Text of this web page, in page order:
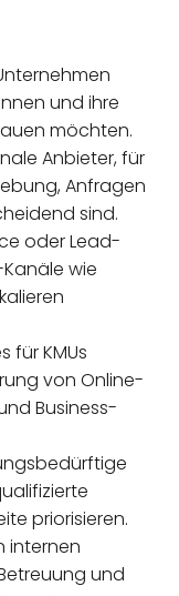
und ihre
möchten.
Anbieter, für
Anfragen
sind.
oder Lead-
wie
für KMUs
von Online-
Business-
priorisieren.
internen
und